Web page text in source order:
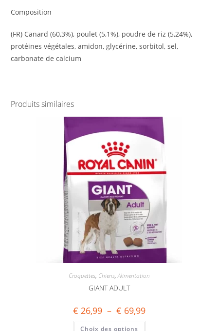
Composition
(FR) Canard (60,3%), poulet (5,1%), poudre de riz (5,24%),
protéines végétales, amidon, glycérine, sorbitol, sel,
carbonate de calcium
Produits similaires
Croquettes, Chiens,Alimentation
GIANT ADULT
€ 26,99 – € 69,99
Choix des options